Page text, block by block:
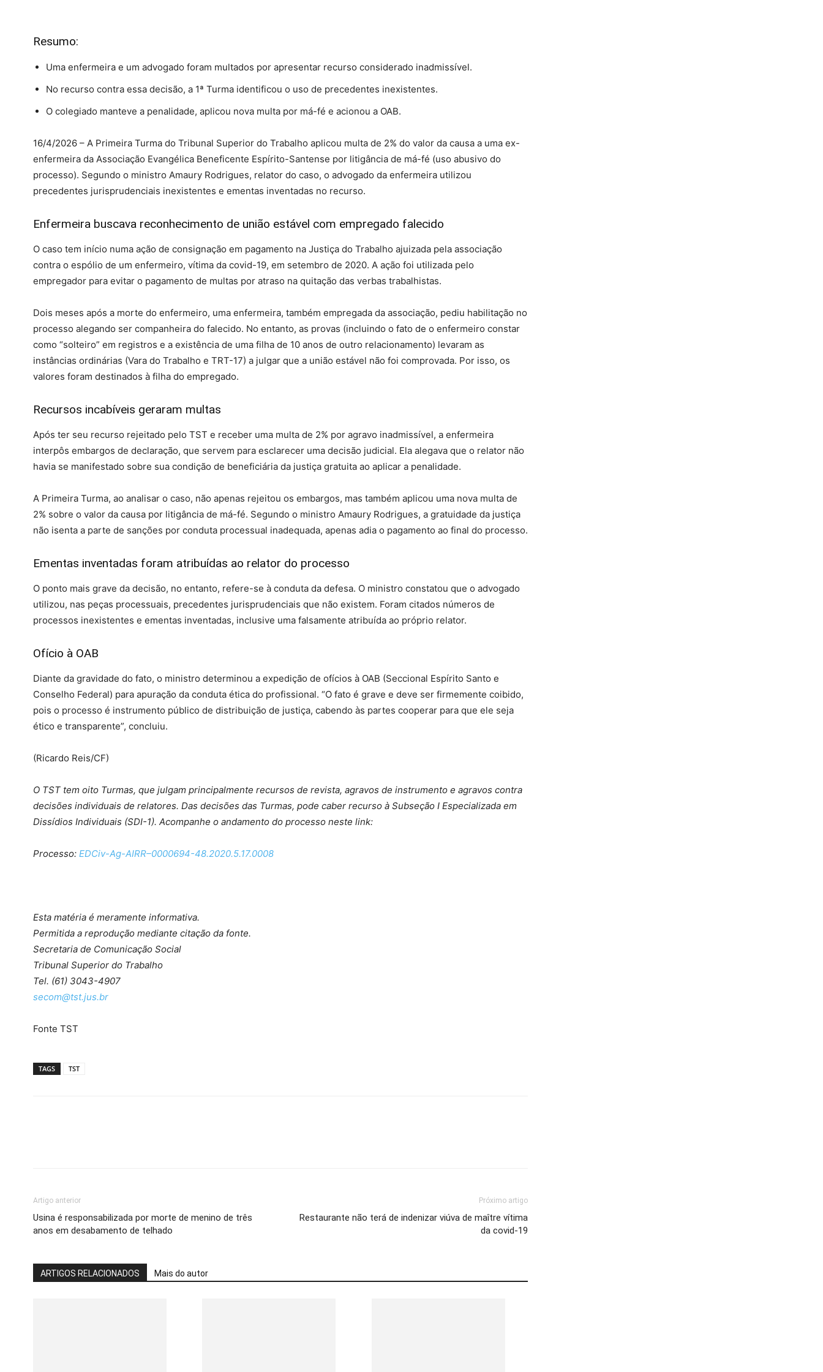
Resumo:
Uma enfermeira e um advogado foram multados por apresentar recurso considerado inadmissível.
No recurso contra essa decisão, a 1ª Turma identificou o uso de precedentes inexistentes.
O colegiado manteve a penalidade, aplicou nova multa por má-fé e acionou a OAB.
16/4/2026 – A Primeira Turma do Tribunal Superior do Trabalho aplicou multa de 2% do valor da causa a uma ex-
enfermeira da Associação Evangélica Beneficente Espírito-Santense por litigância de má-fé (uso abusivo do
processo). Segundo o ministro Amaury Rodrigues, relator do caso, o advogado da enfermeira utilizou
precedentes jurisprudenciais inexistentes e ementas inventadas no recurso.
Enfermeira buscava reconhecimento de união estável com empregado falecido
O caso tem início numa ação de consignação em pagamento na Justiça do Trabalho ajuizada pela associação
contra o espólio de um enfermeiro, vítima da covid-19, em setembro de 2020. A ação foi utilizada pelo
empregador para evitar o pagamento de multas por atraso na quitação das verbas trabalhistas.
Dois meses após a morte do enfermeiro, uma enfermeira, também empregada da associação, pediu habilitação no
processo alegando ser companheira do falecido. No entanto, as provas (incluindo o fato de o enfermeiro constar
como “solteiro” em registros e a existência de uma filha de 10 anos de outro relacionamento) levaram as
instâncias ordinárias (Vara do Trabalho e TRT-17) a julgar que a união estável não foi comprovada. Por isso, os
valores foram destinados à filha do empregado.
Recursos incabíveis geraram multas
Após ter seu recurso rejeitado pelo TST e receber uma multa de 2% por agravo inadmissível, a enfermeira
interpôs embargos de declaração, que servem para esclarecer uma decisão judicial. Ela alegava que o relator não
havia se manifestado sobre sua condição de beneficiária da justiça gratuita ao aplicar a penalidade.
A Primeira Turma, ao analisar o caso, não apenas rejeitou os embargos, mas também aplicou uma nova multa de
2% sobre o valor da causa por litigância de má-fé. Segundo o ministro Amaury Rodrigues, a gratuidade da justiça
não isenta a parte de sanções por conduta processual inadequada, apenas adia o pagamento ao final do processo.
Ementas inventadas foram atribuídas ao relator do processo
O ponto mais grave da decisão, no entanto, refere-se à conduta da defesa. O ministro constatou que o advogado
utilizou, nas peças processuais, precedentes jurisprudenciais que não existem. Foram citados números de
processos inexistentes e ementas inventadas, inclusive uma falsamente atribuída ao próprio relator.
Ofício à OAB
Diante da gravidade do fato, o ministro determinou a expedição de ofícios à OAB (Seccional Espírito Santo e
Conselho Federal) para apuração da conduta ética do profissional. “O fato é grave e deve ser firmemente coibido,
pois o processo é instrumento público de distribuição de justiça, cabendo às partes cooperar para que ele seja
ético e transparente”, concluiu.
(Ricardo Reis/CF)
O TST tem oito Turmas, que julgam principalmente recursos de revista, agravos de instrumento e agravos contra
decisões individuais de relatores. Das decisões das Turmas, pode caber recurso à Subseção I Especializada em
Dissídios Individuais (SDI-1). Acompanhe o andamento do processo neste link:
Processo: EDCiv-Ag-AIRR–0000694-48.2020.5.17.0008
Esta matéria é meramente informativa.
Permitida a reprodução mediante citação da fonte.
Secretaria de Comunicação Social
Tribunal Superior do Trabalho
Tel. (61) 3043-4907
secom@tst.jus.br
Fonte TST
TAGS TST
Artigo anterior
Usina é responsabilizada por morte de menino de três
anos em desabamento de telhado
Próximo artigo
Restaurante não terá de indenizar viúva de maître vítima
da covid-19
ARTIGOS RELACIONADOS Mais do autor